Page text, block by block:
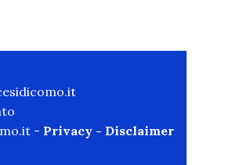
- Privacy - Disclaimer